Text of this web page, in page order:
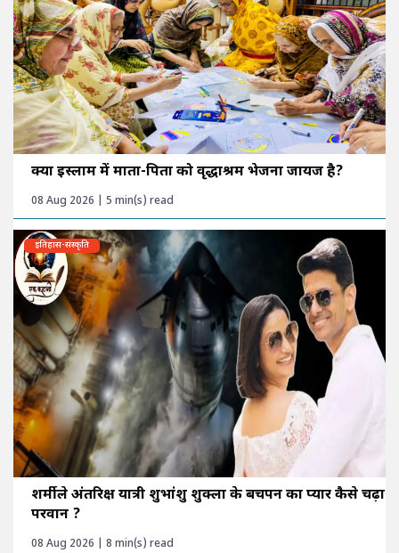
क्या इस्लाम में माता-पिता को वृद्धाश्रम भेजना जायज है?
08 Aug 2026 | 5 min(s) read
इतिहास-संस्कृति
शर्मीले अंतरिक्ष यात्री शुभांशु शुक्ला के बचपन का प्यार कैसे चढ़ा
परवान ?
08 Aug 2026 | 8 min(s) read